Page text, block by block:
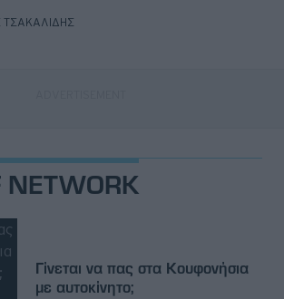
ΤΣΑΚΑΛΙΔΗΣ
NETWORK
Γίνεται να πας στα Κουφονήσια
με αυτοκίνητο;